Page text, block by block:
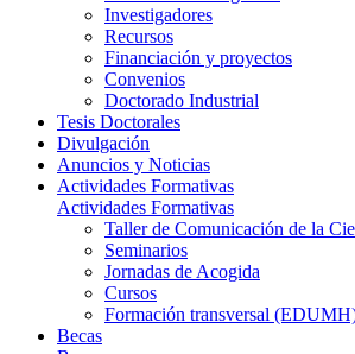
Investigadores
Recursos
Financiación y proyectos
Convenios
Doctorado Industrial
Tesis Doctorales
Divulgación
Anuncios y Noticias
Actividades Formativas
Actividades Formativas
Taller de Comunicación de la
Seminarios
Jornadas de Acogida
Cursos
Formación transversal
Becas